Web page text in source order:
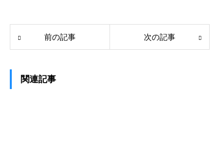
前の記事 次の記事
関連記事